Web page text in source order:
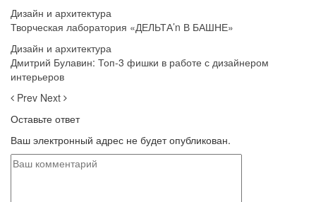
Дизайн и архитектура
Творческая лаборатория «ДЕЛЬТА’n В БАШНЕ»
Дизайн и архитектура
Дмитрий Булавин: Топ-3 фишки в работе с дизайнером
интерьеров
Prev Next
Оставьте ответ
Ваш электронный адрес не будет опубликован.